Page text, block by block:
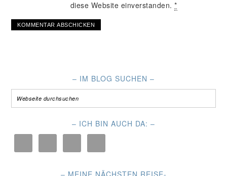
diese Website einverstanden.*
– IM BLOG SUCHEN –
– ICH BIN AUCH DA: –
– MEINE NÄCHSTEN REISE-